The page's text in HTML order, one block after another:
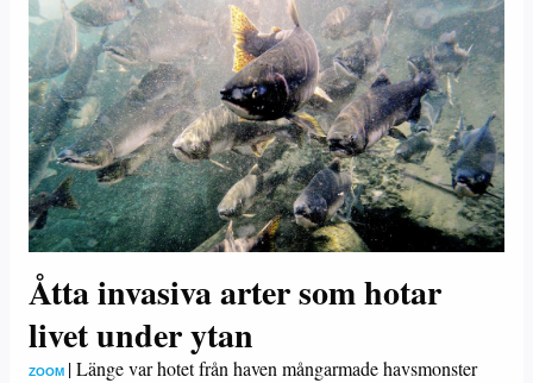
Åtta invasiva arter som hotar
livet under ytan
ZOOM |Länge var hotet från haven mångarmade havsmonster